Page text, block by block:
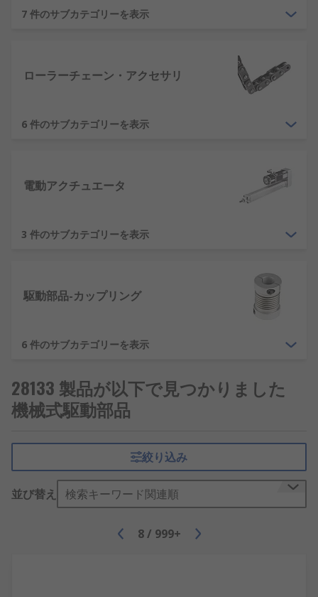
7 件のサブカテゴリーを表示
ローラーチェーン・アクセサリ
6 件のサブカテゴリーを表示
電動アクチュエータ
3 件のサブカテゴリーを表示
駆動部品-カップリング
6 件のサブカテゴリーを表示
28133 製品が以下で見つかりました
機械式駆動部品
絞り込み
並び替え 検索キーワード関連順
8 / 999+